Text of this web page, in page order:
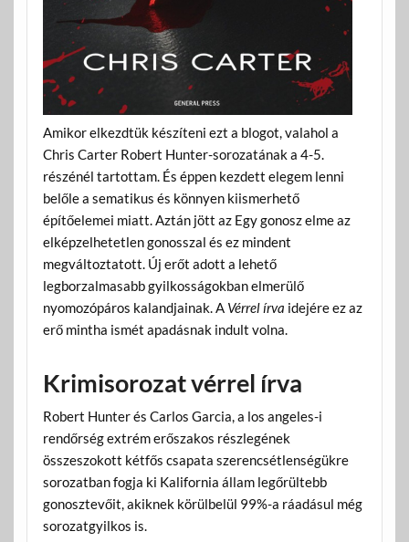
Amikor elkezdtük készíteni ezt a blogot, valahol a
Chris Carter Robert Hunter-sorozatának a 4-5.
részénél tartottam. És éppen kezdett elegem lenni
belőle a sematikus és könnyen kiismerhető
építőelemei miatt. Aztán jött az Egy gonosz elme az
elképzelhetetlen gonosszal és ez mindent
megváltoztatott. Új erőt adott a lehető
legborzalmasabb gyilkosságokban elmerülő
nyomozópáros kalandjainak. A Vérrel írva idejére ez az
erő mintha ismét apadásnak indult volna.
Krimisorozat vérrel írva
Robert Hunter és Carlos Garcia, a los angeles-i
rendőrség extrém erőszakos részlegének
összeszokott kétfős csapata szerencsétlenségükre
sorozatban fogja ki Kalifornia állam legőrültebb
gonosztevőit, akiknek körülbelül 99%-a ráadásul még
sorozatgyilkos is.